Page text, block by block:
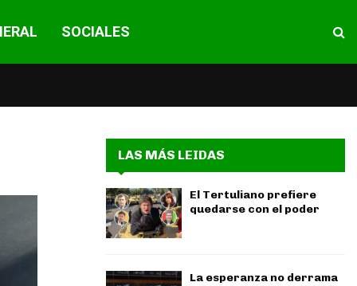
SOCIALES
LAS MÁS LEIDAS
El Tertuliano prefiere
quedarse con el poder
La esperanza no derrama